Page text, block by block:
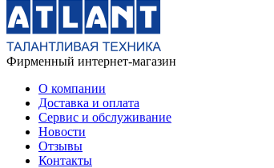
Фирменный интернет-магазин
О компании
Доставка и оплата
Сервис и обслуживание
Новости
Отзывы
Контакты